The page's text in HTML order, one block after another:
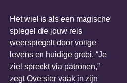
Het wiel is als een magische
spiegel die jouw reis
weerspiegelt door vorige
levens en huidige groei. “Je
ziel spreekt via patronen,”
zegt Oversier vaak in zijn